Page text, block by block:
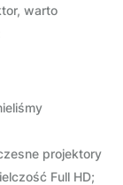
warto
projektory
Full HD;